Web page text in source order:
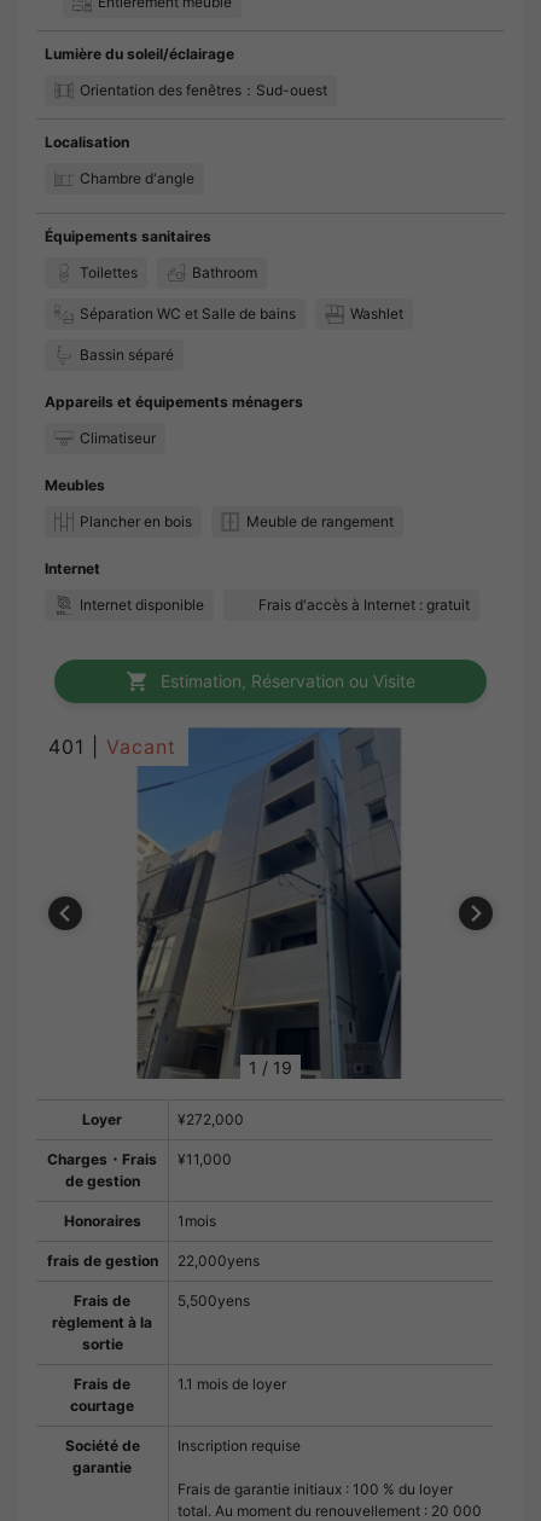
Lumière du soleil/éclairage
Orientation des fenêtres：Sud-ouest
Localisation
Chambre d'angle
Équipements sanitaires
Toilettes
Bathroom
Séparation WC et Salle de bains Washlet
Bassin séparé
Appareils et équipements ménagers
Climatiseur
Meubles
Plancher en bois
Meuble de rangement
Internet
Internet disponible
Frais d'accès à Internet : gratuit
Estimation, Réservation ou Visite
401 | Vacant
1 / 19
Loyer ¥272,000
Charges・Frais
de gestion
¥11,000
Honoraires 1mois
frais de gestion 22,000yens
Frais de
règlement à la
sortie
5,500yens
Frais de
courtage
1.1 mois de loyer
Société de
garantie
Inscription requise
Frais de garantie initiaux : 100 % du loyer
total. Au moment du renouvellement : 20 000